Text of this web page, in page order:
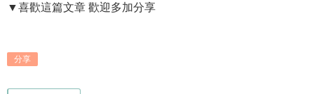
▼喜歡這篇文章 歡迎多加分享
分享